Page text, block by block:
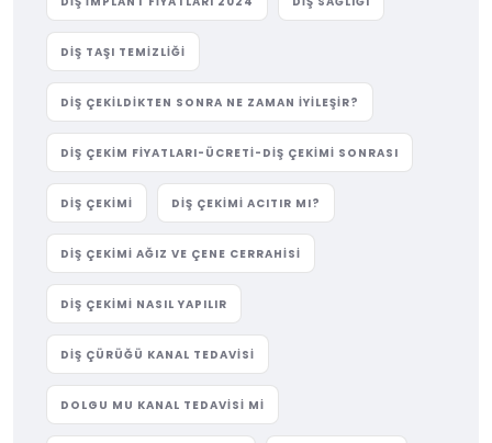
DIŞ TAŞI TEMIZLIĞI
DIŞ ÇEKILDIKTEN SONRA NE ZAMAN İYILEŞIR?
DIŞ ÇEKIM FIYATLARI-ÜCRETI-DIŞ ÇEKIMI SONRASI
DIŞ ÇEKIMI DIŞ ÇEKIMI ACITIR MI?
DIŞ ÇEKIMI AĞIZ VE ÇENE CERRAHISI
DIŞ ÇEKIMI NASIL YAPILIR
DIŞ ÇÜRÜĞÜ KANAL TEDAVISI
DOLGU MU KANAL TEDAVISI MI